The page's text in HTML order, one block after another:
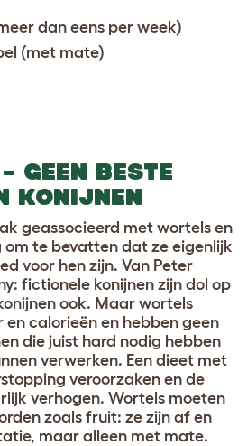
dan eens per week)
(met mate)
GEEN BESTE
KONIJNEN
geassocieerd met wortels en
te bevatten dat ze eigenlijk
voor hen zijn. Van Peter
fictionele konijnen zijn dol op
ook. Maar wortels
en calorieën en hebben geen
die juist hard nodig hebben
verwerken. Een dieet met
veroorzaken en de
verhogen. Wortels moeten
zoals fruit: ze zijn af en
maar alleen met mate.